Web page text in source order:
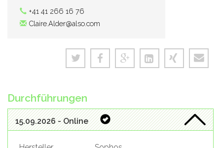
+41 41 266 16 76
Claire.Alder@also.com
Durchführungen
15.09.2026 - Online